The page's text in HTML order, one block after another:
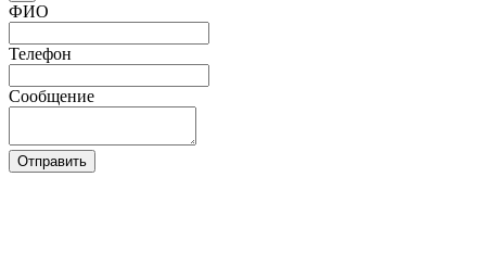
ФИО
Телефон
Сообщение
Отправить